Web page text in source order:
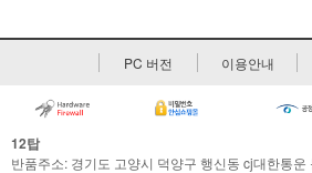
PC 버전 이용안내
12탑
반품주소: 경기도 고양시 덕양구 행신동 cj대한통운